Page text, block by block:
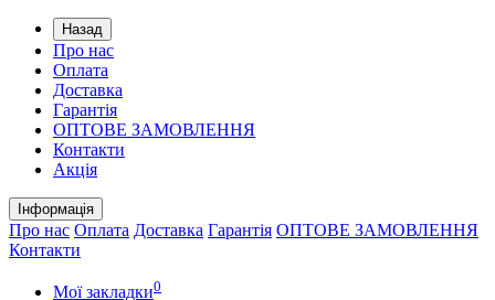
Назад
Про нас
Оплата
Доставка
Гарантія
ОПТОВЕ ЗАМОВЛЕННЯ
Контакти
Акція
Інформація
Про нас Оплата Доставка Гарантія ОПТОВЕ ЗАМОВЛЕННЯ
Контакти
Мої закладки0